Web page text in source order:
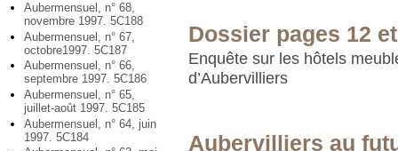
Aubermensuel, n° 68,
novembre 1997. 5C188
Aubermensuel, n° 67,
octobre1997. 5C187
Aubermensuel, n° 66,
septembre 1997. 5C186
Aubermensuel, n° 65,
juillet-août 1997. 5C185
Aubermensuel, n° 64, juin
1997. 5C184
Dossier pages 12
Enquête sur les hôtels
d’Aubervilliers
Aubervilliers au